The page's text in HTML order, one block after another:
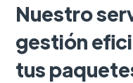
Nuestro
gestión
tus